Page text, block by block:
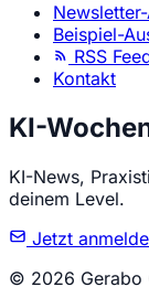
Beispiel-
RSS
Kontakt
KI-
KI-News,
deinem Level.
Jetzt
© 2026 Gerabo